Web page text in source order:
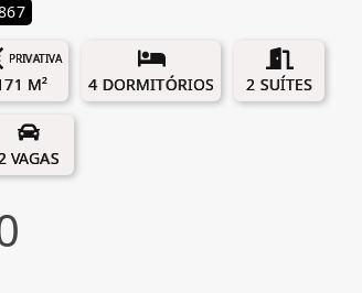
PRIVATIVA
M² 4 DORMITÓRIOS 2 SUÍTES
VAGAS